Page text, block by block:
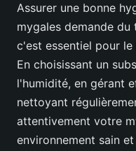
Assurer une bonne
mygales demande
c'est essentiel pour
En choisissant un
l'humidité, en gérant
nettoyant
attentivement votre
environnement sain